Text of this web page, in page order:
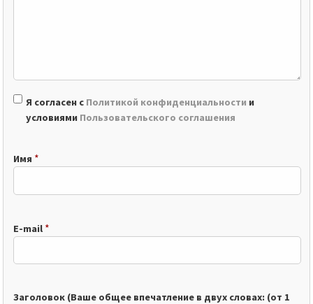
Я согласен с Политикой конфиденциальности и
условиями Пользовательского соглашения
Имя *
E-mail *
Заголовок (Ваше общее впечатление в двух словах: (от 1